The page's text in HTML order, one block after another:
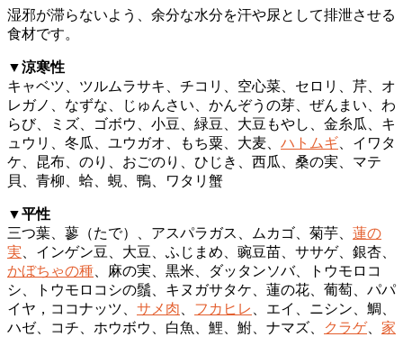
湿邪が滞らないよう、余分な水分を汗や尿として排泄させる
食材です。
▼涼寒性
キャベツ、ツルムラサキ、チコリ、空心菜、セロリ、芹、オ
レガノ、なずな、じゅんさい、かんぞうの芽、ぜんまい、わ
らび、ミズ、ゴボウ、小豆、緑豆、大豆もやし、金糸瓜、キ
ュウリ、冬瓜、ユウガオ、もち粟、大麦、 ハトムギ 、イワタ
ケ、昆布、のり、おごのり、ひじき、西瓜、桑の実、マテ
貝、青柳、蛤、蜆、鴨、ワタリ蟹
▼平性
三つ葉、蓼（たで）、アスパラガス、ムカゴ、菊芋、 蓮の
実 、インゲン豆、大豆、ふじまめ、豌豆苗、ササゲ、銀杏、
かぼちゃの種 、麻の実、黒米、ダッタンソバ、トウモロコ
シ、トウモロコシの鬚、キヌガサタケ、蓮の花、葡萄、パパ
イヤ，ココナッツ、 サメ肉 フカヒレ
、エイ、ニシン、鯛、
ハゼ、コチ、ホウボウ、白魚、鯉、鮒、ナマズ、
クラゲ、 家